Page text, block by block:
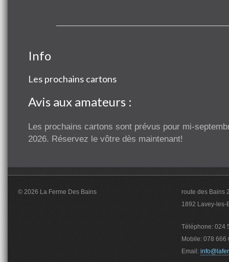
Info
Les prochains cartons
Avis aux amateurs :
Les prochains cartons sont prévus pour mi-
2026. Réservez le vôtre dès maintenant!
© 2026 La Ferme Des Bains
route des Bains
1892 Lavey-les-
Téléphone: 024
Mobile: 078 666
Email: